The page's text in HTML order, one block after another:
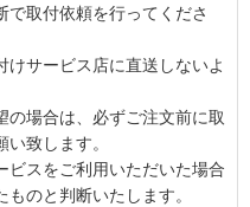
で取付依頼を行ってくださ
けサービス店に直送しないよ
の場合は、必ずご注文前に取
致します。
ビスをご利用いただいた場合
のと判断いたします。